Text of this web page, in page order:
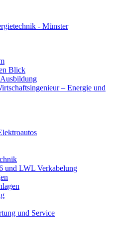
- Münster
Blick
– Energie und
und LWL Verkabelung
und Service